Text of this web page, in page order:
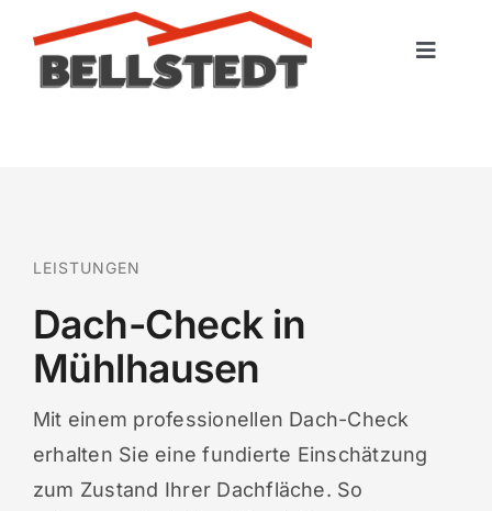
content
Toggle
Portfolio
Kontakt
LEISTUNGEN
Dach-Check in
Mühlhausen
Mit einem professionellen Dach-Check
erhalten Sie eine fundierte Einschätzung
zum Zustand Ihrer Dachfläche. So